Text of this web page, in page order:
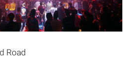
Road